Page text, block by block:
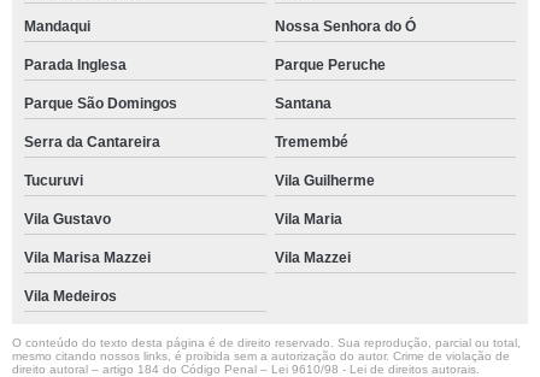
Mandaqui Nossa Senhora do Ó
Parada Inglesa Parque Peruche
Parque São Domingos Santana
Serra da Cantareira Tremembé
Tucuruvi Vila Guilherme
Vila Gustavo Vila Maria
Vila Marisa Mazzei Vila Mazzei
Vila Medeiros
O conteúdo do texto desta página é de direito reservado. Sua reprodução, parcial ou total,
mesmo citando nossos links, é proibida sem a autorização do autor. Crime de violação de
direito autoral – artigo 184 do Código Penal – Lei 9610/98 - Lei de direitos autorais